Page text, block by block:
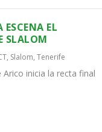
ESCENA EL
SLALOM
, Slalom, Tenerife
Arico inicia la recta final